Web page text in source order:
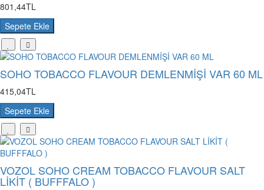
801,44TL
Sepete Ekle
SOHO TOBACCO FLAVOUR DEMLENMİŞİ VAR 60 ML
415,04TL
Sepete Ekle
VOZOL SOHO CREAM TOBACCO FLAVOUR SALT
LİKİT ( BUFFFALO )